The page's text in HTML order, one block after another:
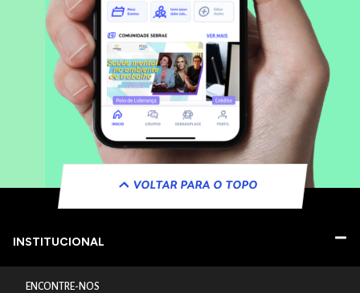
VOLTAR PARA O TOPO
INSTITUCIONAL
ENCONTRE-NOS